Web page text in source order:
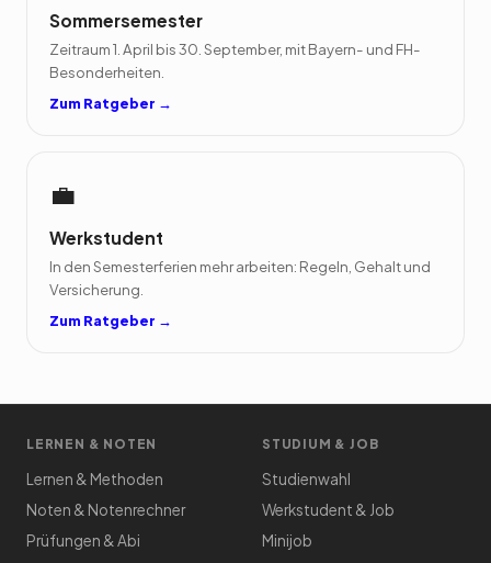
Sommersemester
Zeitraum 1. April bis 30. September, mit Bayern- und FH-
Besonderheiten.
Zum Ratgeber →
💼
Werkstudent
In den Semesterferien mehr arbeiten: Regeln, Gehalt und
Versicherung.
Zum Ratgeber →
LERNEN & NOTEN
Lernen & Methoden
Noten & Notenrechner
Prüfungen & Abi
STUDIUM & JOB
Studienwahl
Werkstudent & Job
Minijob